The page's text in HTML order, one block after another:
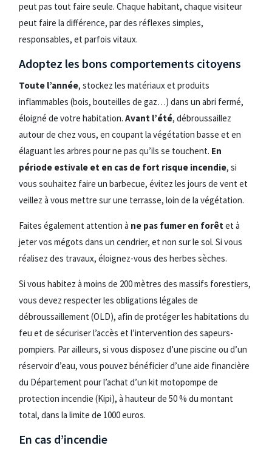
peut pas tout faire seule. Chaque habitant, chaque visiteur
peut faire la différence, par des réflexes simples,
responsables, et parfois vitaux.
Adoptez les bons comportements citoyens
Toute l’année, stockez les matériaux et produits
inflammables (bois, bouteilles de gaz…) dans un abri fermé,
éloigné de votre habitation. Avant l’été, débroussaillez
autour de chez vous, en coupant la végétation basse et en
élaguant les arbres pour ne pas qu’ils se touchent. En
période estivale et en cas de fort risque incendie, si
vous souhaitez faire un barbecue, évitez les jours de vent et
veillez à vous mettre sur une terrasse, loin de la végétation.
Faites également attention à ne pas fumer en forêt et à
jeter vos mégots dans un cendrier, et non sur le sol. Si vous
réalisez des travaux, éloignez-vous des herbes sèches.
Si vous habitez à moins de 200 mètres des massifs forestiers,
vous devez respecter les obligations légales de
débroussaillement (OLD), afin de protéger les habitations du
feu et de sécuriser l’accès et l’intervention des sapeurs-
pompiers. Par ailleurs, si vous disposez d’une piscine ou d’un
réservoir d’eau, vous pouvez bénéficier d’une aide financière
du Département pour l’achat d’un kit motopompe de
protection incendie (Kipi), à hauteur de 50 % du montant
total, dans la limite de 1000 euros.
En cas d’incendie